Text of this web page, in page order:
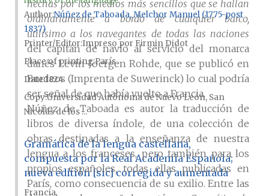
hechas por los medios más sencillos que se hallan
ordinariamente a bordo de cualquier barco,
utilísimo a los navegantes de todas las naciones
del capitán de navío al servicio del monarca
danés Levin-Joergen Rohde, que se publicó en
Burdeos (Imprenta de Suwerinck) lo cual podría
ser señal de que había vuelto a Francia.
Núñez de Taboada es autor la traducción de
libros de diversa índole, de una colección de
obras destinadas a la enseñanza de nuestra
lengua a los franceses, pero también para los
propios españoles, todas ellas publicadas en
París, como consecuencia de su exilio. Entre las
AuthorNúñez de Taboada, Melchor Manuel (1775-post
1837)
Printer/Editor Impreso por Firmin Didot
Place of printingParís
Date1824
CopyUniversidad Autónoma de Nuevo León, San
Nicolás de los ...
Gramática de la lengua castellana,
compuesta por la Real Academia Española;
nueva editión [sic] corregida y aumentada
Francia